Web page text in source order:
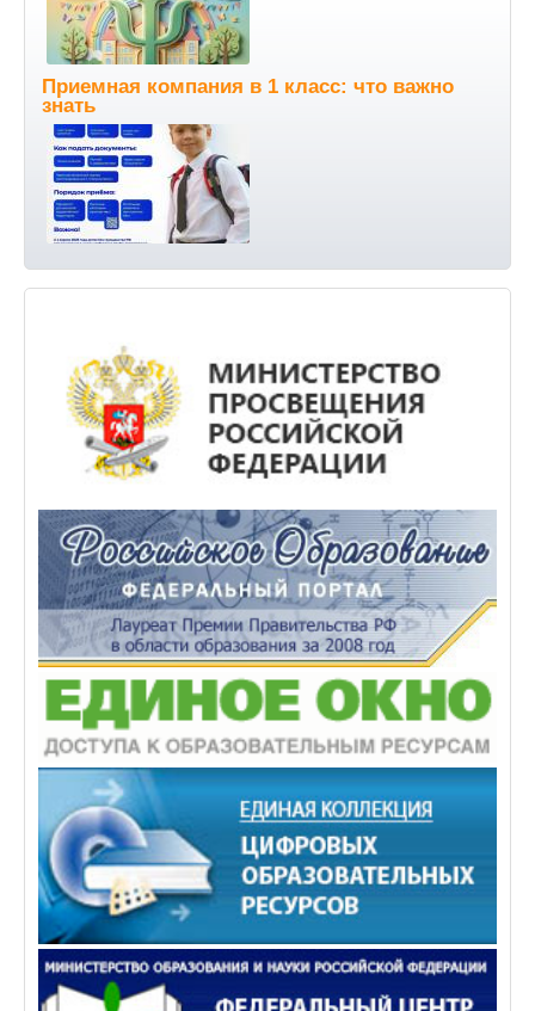
Приемная компания в 1 класс: что важно
знать